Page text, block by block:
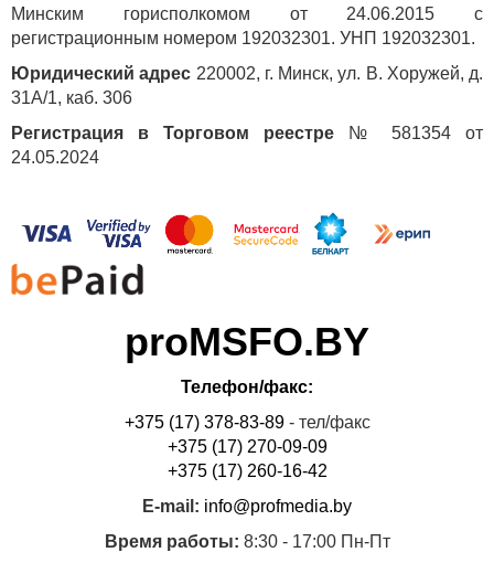
Минским горисполкомом от 24.06.2015 с
регистрационным номером 192032301. УНП 192032301.
Юридический адрес 220002, г. Минск, ул. В. Хоружей, д.
31А/1, каб. 306
Регистрация в Торговом реестре № 581354 от
24.05.2024
proMSFO.BY
Телефон/факс:
+375 (17) 378-83-89- тел/факс
+375 (17) 270-09-09
+375 (17) 260-16-42
E-mail: info@profmedia.by
Время работы: 8:30 - 17:00 Пн-Пт